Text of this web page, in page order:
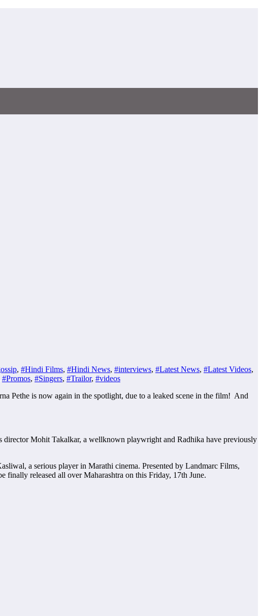
, #Hindi Films, #Hindi News, #interviews, #Latest News, #Latest Videos,
#Promos, #Singers, #Trailor, #videos
Pethe is now again in the spotlight, due to a leaked scene in the film! And
Mohit Takalkar, a wellknown playwright and Radhika have previously
a serious player in Marathi cinema. Presented by Landmarc Films,
released all over Maharashtra on this Friday, 17th June.